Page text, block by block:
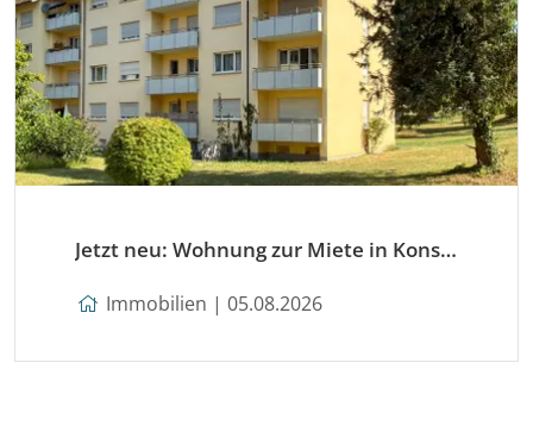
Jetzt neu: Wohnung zur Miete in Konstanz
Immobilien | 05.08.2026